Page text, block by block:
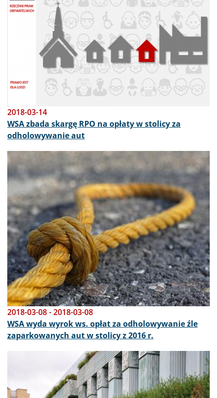
2018-03-14
WSA zbada skargę RPO na opłaty w stolicy za
odholowywanie aut
Obraz
2018-03-08-2018-03-08
WSA wyda wyrok ws. opłat za odholowywanie źle
zaparkowanych aut w stolicy z 2016 r.